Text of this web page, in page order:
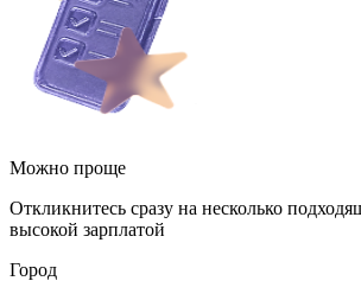
Можно проще
Откликнитесь сразу на несколько
высокой зарплатой
Город